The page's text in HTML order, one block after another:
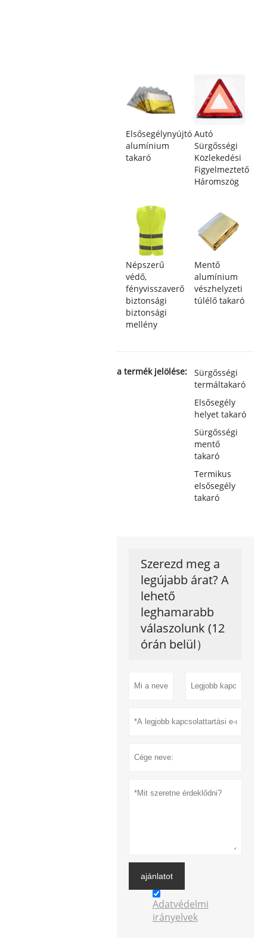
Elsősegélynyújtó
alumínium
takaró
Autó
Sürgősségi
Közlekedési
Figyelmeztető
Háromszög
Népszerű
védő,
fényvisszaverő
biztonsági
biztonsági
mellény
Mentő
alumínium
vészhelyzeti
túlélő takaró
a termék jelölése:
Sürgősségi
termáltakaró
Elsősegély
helyet takaró
Sürgősségi
mentő
takaró
Termikus
elsősegély
takaró
Szerezd meg a
legújabb árat? A
lehető
leghamarabb
válaszolunk (12
órán belül）
ajánlatot
Adatvédelmi
irányelvek